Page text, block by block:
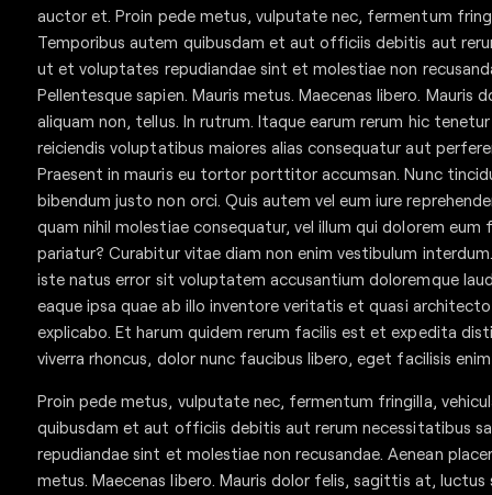
auctor et. Proin pede metus, vulputate nec, fermentum
Temporibus autem quibusdam et aut officiis debitis aut
ut et voluptates repudiandae sint et molestiae non
Pellentesque sapien. Mauris metus. Maecenas libero.
aliquam non, tellus. In rutrum. Itaque earum rerum hic
reiciendis voluptatibus maiores alias consequatur aut
Praesent in mauris eu tortor porttitor accumsan. Nunc
bibendum justo non orci. Quis autem vel eum iure
quam nihil molestiae consequatur, vel illum qui dolorem
pariatur? Curabitur vitae diam non enim vestibulum
iste natus error sit voluptatem accusantium doloremque
eaque ipsa quae ab illo inventore veritatis et quasi
explicabo. Et harum quidem rerum facilis est et expedita
viverra rhoncus, dolor nunc faucibus libero, eget facilisis
Proin pede metus, vulputate nec, fermentum fringilla,
quibusdam et aut officiis debitis aut rerum necessitatibus
repudiandae sint et molestiae non recusandae. Aenean
metus. Maecenas libero. Mauris dolor felis, sagittis at, luctus